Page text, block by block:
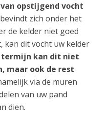
opstijgend vocht
zich onder het
de kelder niet goed
kan dit vocht uw kelder
termijn kan dit niet
maar ook de rest
via de muren
van uw pand
dien.